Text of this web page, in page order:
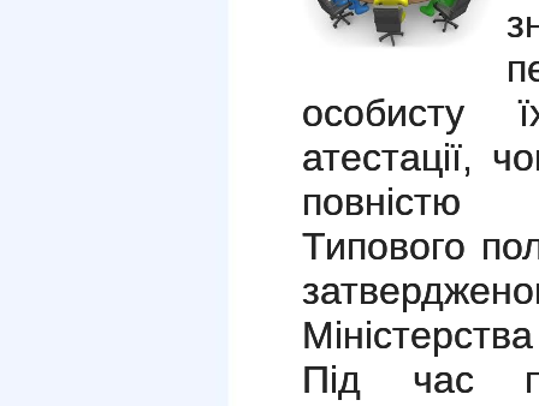
особисту
атестації,
повністю
Типового
Під час